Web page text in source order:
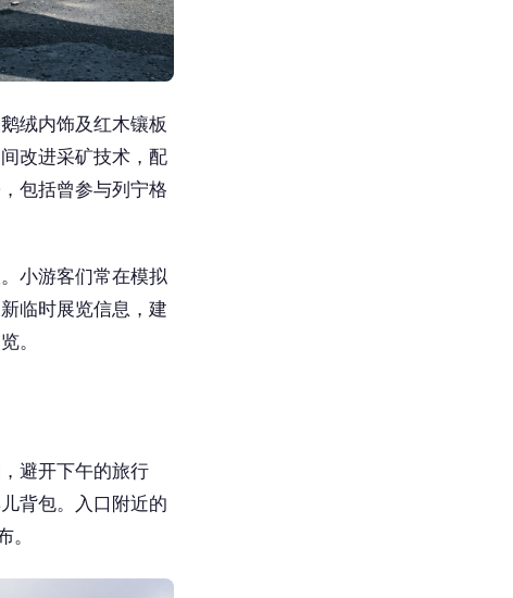
绒内饰及红木镶板
改进采矿技术，配
包括曾参与列宁格
小游客们常在模拟
临时展览信息，建
。
避开下午的旅行
背包。入口附近的